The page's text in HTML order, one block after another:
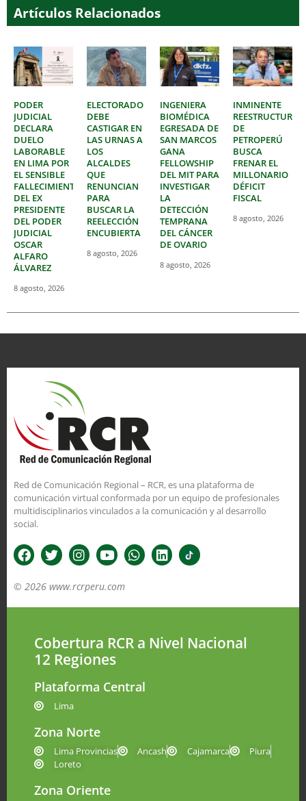
Artículos Relacionados
PODER
JUDICIAL
DECLARA
DUELO
LABORABLE
EN LIMA POR
EL SENSIBLE
FALLECIMIENTO
DEL EX
PRESIDENTE
DEL PODER
JUDICIAL
OSCAR
ALFARO
ÁLVAREZ
8 agosto, 2026
ELECTORADO
DEBE
CASTIGAR EN
LAS URNAS A
LOS
ALCALDES
QUE
RENUNCIAN
PARA
BUSCAR LA
REELECCIÓN
ENCUBIERTA
8 agosto, 2026
INGENIERA
BIOMÉDICA
EGRESADA DE
SAN MARCOS
GANA
FELLOWSHIP
DEL MIT PARA
INVESTIGAR
LA
DETECCIÓN
TEMPRANA
DEL CÁNCER
DE OVARIO
8 agosto, 2026
INMINENTE
DE
PETROPERÚ
BUSCA
FRENAR EL
MILLONARIO
DÉFICIT
FISCAL
8 agosto, 2026
Red de Comunicación Regional – RCR, es una plataforma de
comunicación virtual conformada por un equipo de profesionales
multidisciplinarios vinculados a la comunicación y al desarrollo
social.
© 2026 www.rcrperu.com
Cobertura RCR a Nivel Nacional
12 Regiones
Plataforma Central
Lima
Zona Norte
Lima Provincias Ancash Cajamarca
Piura
Loreto
Zona Oriente